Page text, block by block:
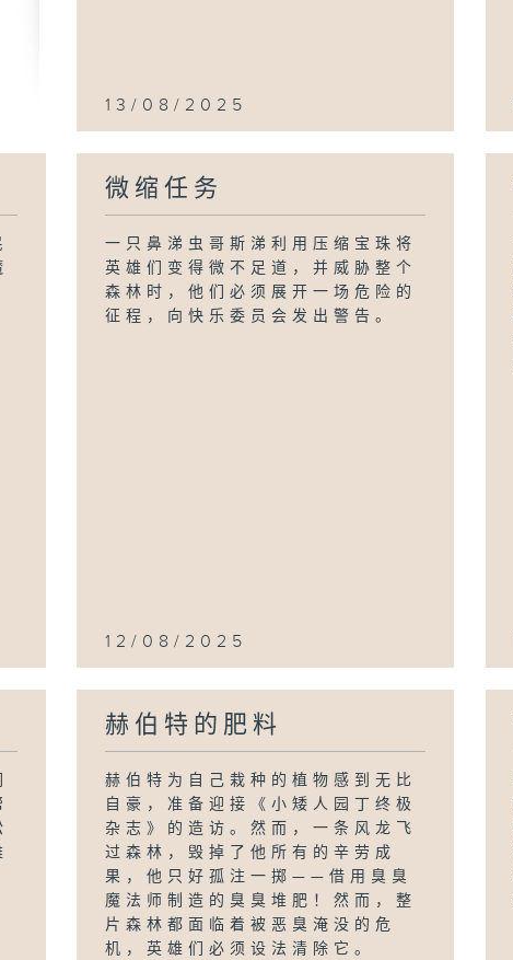
13/08/2025
微缩任务
一只鼻涕虫哥斯涕利用压缩宝珠将
英雄们变得微不足道，并威胁整个
森林时，他们必须展开一场危险的
征程，向快乐委员会发出警告。
12/08/2025
赫伯特的肥料
赫伯特为自己栽种的植物感到无比
自豪，准备迎接《小矮人园丁终极
杂志》的造访。然而，一条风龙飞
过森林，毁掉了他所有的辛劳成
果，他只好孤注一掷——借用臭臭
魔法师制造的臭臭堆肥！然而，整
片森林都面临着被恶臭淹没的危
机，英雄们必须设法清除它。